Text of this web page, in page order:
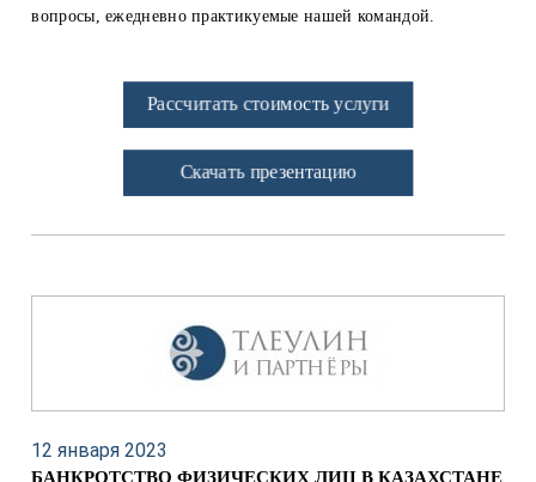
вопросы, ежедневно практикуемые нашей командой.
Рассчитать стоимость услуги
Скачать презентацию
12 января 2023
БАНКРОТСТВО ФИЗИЧЕСКИХ ЛИЦ В КАЗАХСТАНЕ